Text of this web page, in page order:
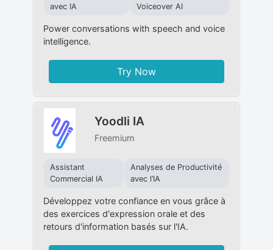
avec IA
Voiceover AI
Power conversations with speech and voice
intelligence.
Try Now
Yoodli IA
Freemium
Assistant
Commercial IA
Analyses de Productivité
avec l’IA
Développez votre confiance en vous grâce à
des exercices d'expression orale et des
retours d'information basés sur l'IA.